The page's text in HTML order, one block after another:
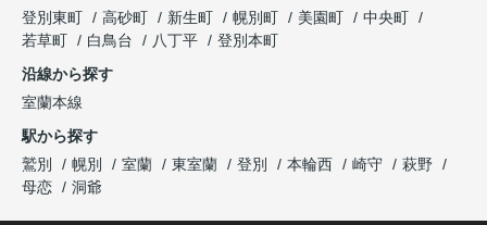
登別東町
高砂町 新生町 幌別町 美園町
中央町
若草町
白鳥台 八丁平
登別本町
沿線から探す
室蘭本線
駅から探す
鷲別
幌別 室蘭 東室蘭 登別 本輪西 崎守
萩野
母恋
洞爺